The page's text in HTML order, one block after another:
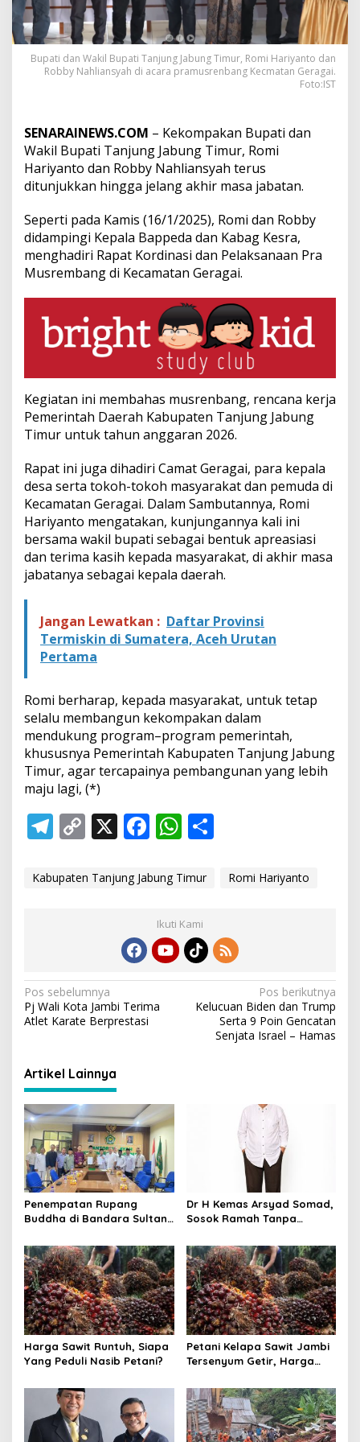
i
-
b
y
K
o
m
a
H
a
d
i
a
t
P
r
a
u
s
r
e
n
b
a
n
Bupati dan Wakil Bupati Tanjung Jabung Timur, Romi Hariyanto dan
Robby Nahliansyah di acara pramusrenbang Kecmatan Geragai.
Foto:IST
SENARAINEWS.COM – Kekompakan Bupati dan
Wakil Bupati Tanjung Jabung Timur, Romi
Hariyanto dan Robby Nahliansyah terus
ditunjukkan hingga jelang akhir masa jabatan.
Seperti pada Kamis (16/1/2025), Romi dan Robby
didampingi Kepala Bappeda dan Kabag Kesra,
menghadiri Rapat Kordinasi dan Pelaksanaan Pra
Musrembang di Kecamatan Geragai.
Kegiatan ini membahas musrenbang, rencana kerja
Pemerintah Daerah Kabupaten Tanjung Jabung
Timur untuk tahun anggaran 2026.
Rapat ini juga dihadiri Camat Geragai, para kepala
desa serta tokoh-tokoh masyarakat dan pemuda di
Kecamatan Geragai. Dalam Sambutannya, Romi
Hariyanto mengatakan, kunjungannya kali ini
bersama wakil bupati sebagai bentuk apreasiasi
dan terima kasih kepada masyarakat, di akhir masa
jabatanya sebagai kepala daerah.
Jangan Lewatkan : Daftar Provinsi
Termiskin di Sumatera, Aceh Urutan
Pertama
Romi berharap, kepada masyarakat, untuk tetap
selalu membangun kekompakan dalam
mendukung program–program pemerintah,
khususnya Pemerintah Kabupaten Tanjung Jabung
Timur, agar tercapainya pembangunan yang lebih
maju lagi, (*)
T
e
C
p
k
X F
e
o
o
k
W
at
A
p
p
ar
Kabupaten Tanjung Jabung Timur Romi Hariyanto
Ikuti Kami
N
a
i
g
a
s
i
p
o
s
Pos sebelumnya
Pj Wali Kota Jambi Terima
Atlet Karate Berprestasi
Pos berikutnya
Kelucuan Biden dan Trump
Serta 9 Poin Gencatan
Senjata Israel – Hamas
Artikel Lainnya
Penempatan Rupang
Buddha di Bandara Sultan
Kemenag Jambi Ambil
Langkah Cepat
Dr H Kemas Arsyad Somad,
Sosok Ramah Tanpa
Harga Sawit Runtuh, Siapa
Yang Peduli Nasib Petani?
Petani Kelapa Sawit Jambi
Tersenyum Getir, Harga